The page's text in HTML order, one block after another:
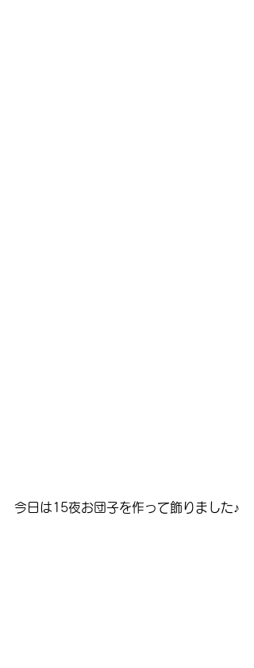
今日は15夜お団子を作って飾りました♪